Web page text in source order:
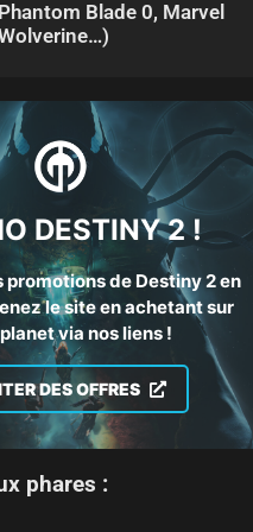
Blade 0, Marvel
DESTINY 2 !
promotions de Destiny 2 en
le site en achetant sur
via nos liens !
DES OFFRES
phares :